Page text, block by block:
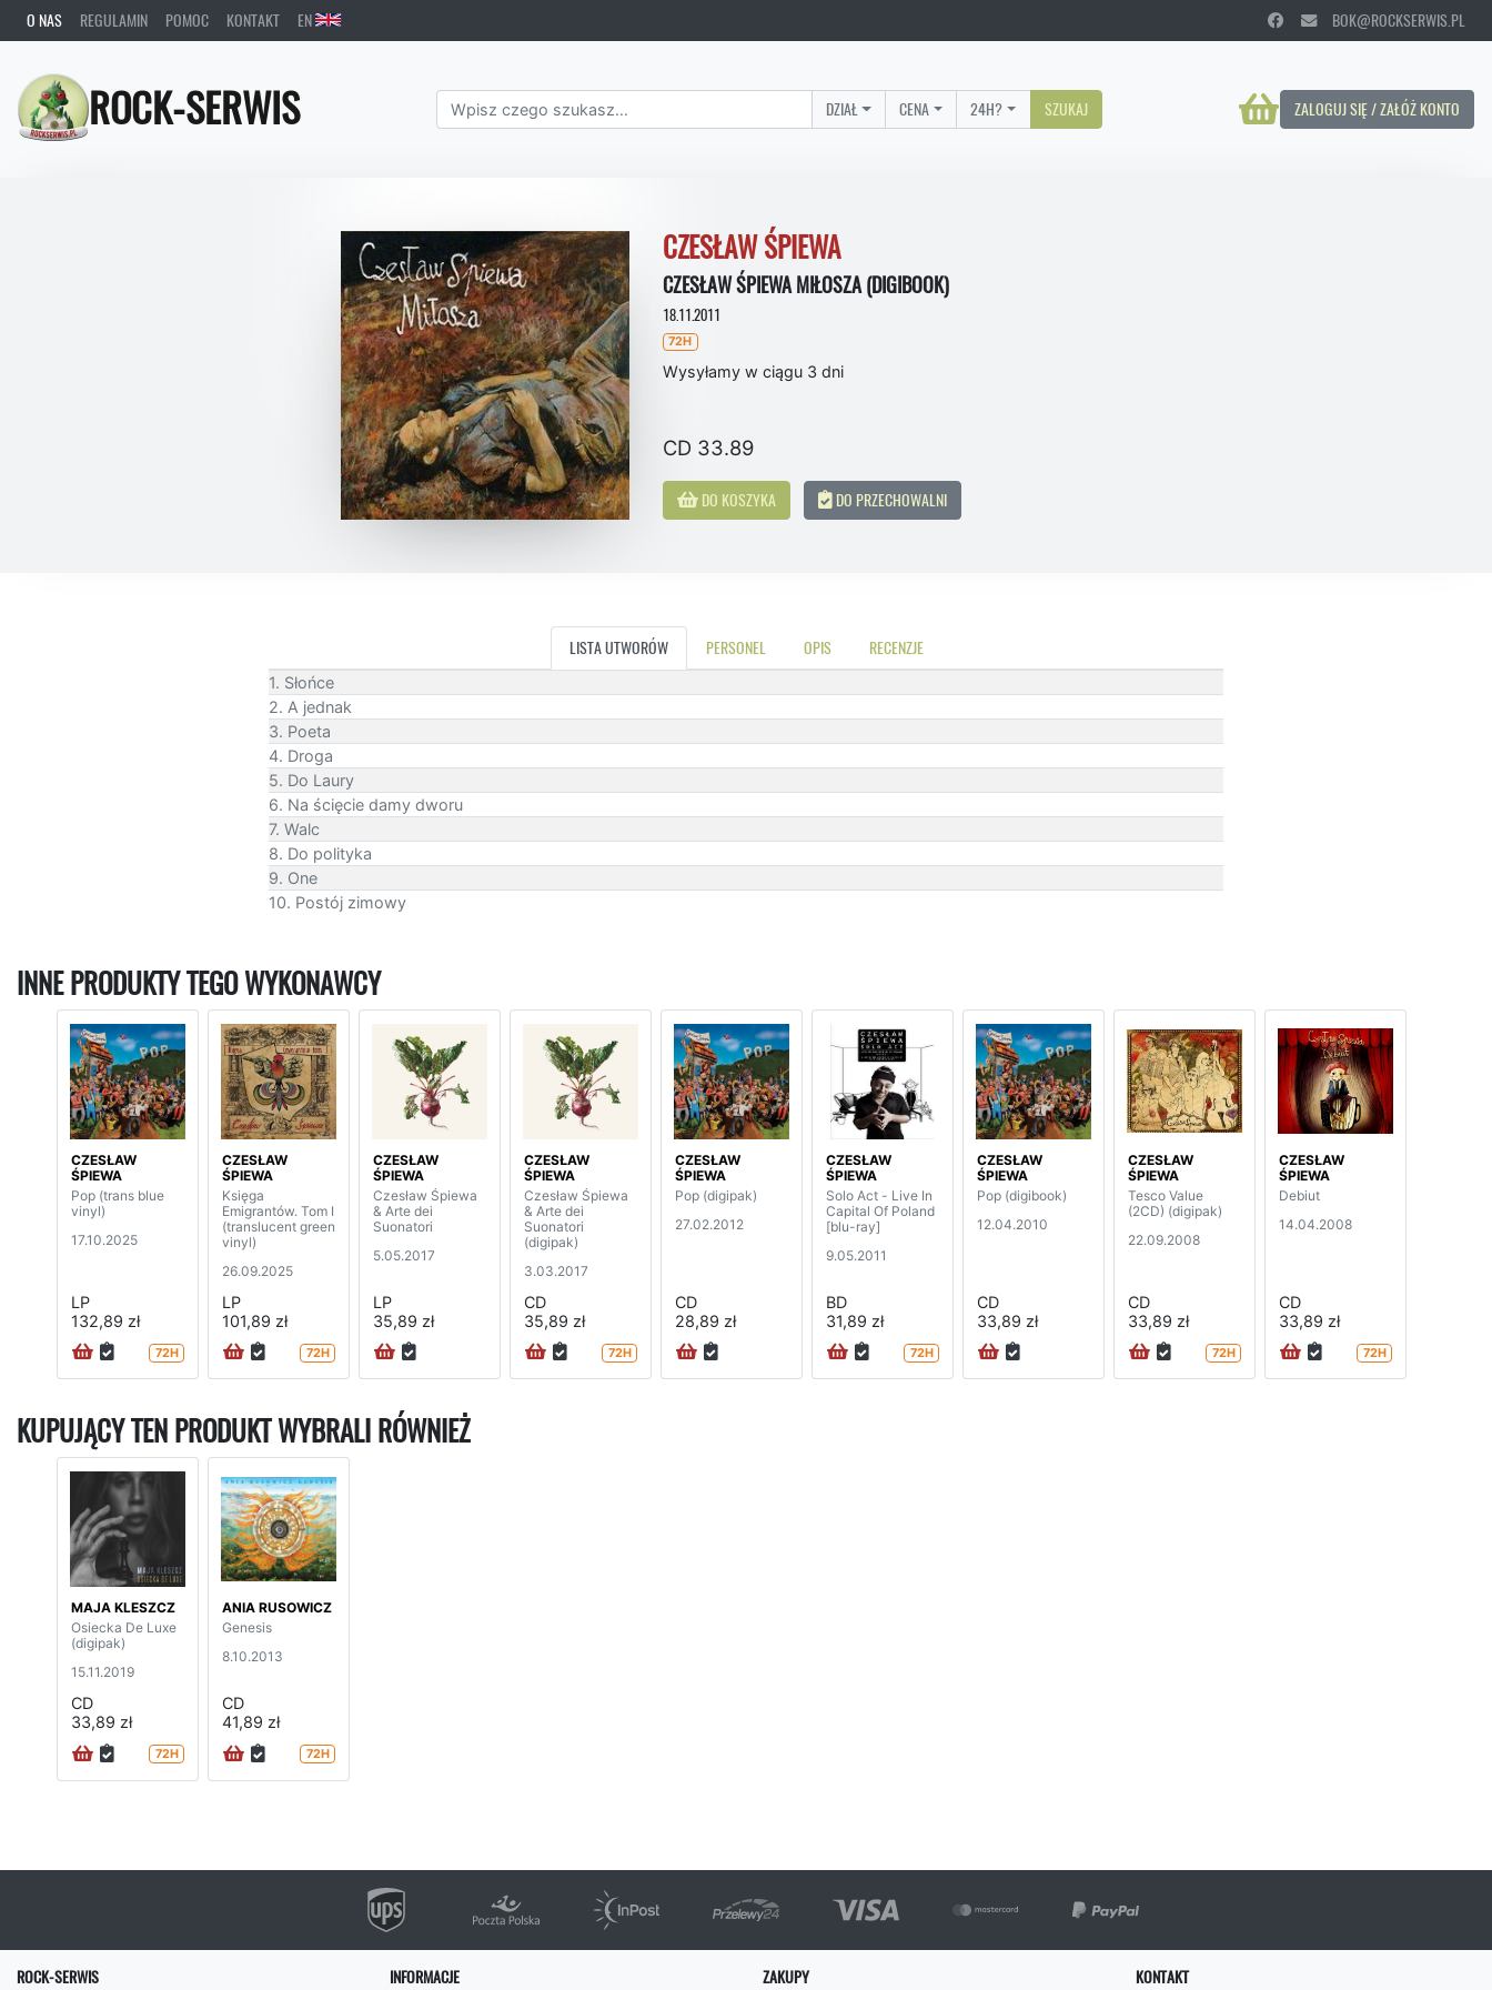
O NAS REGULAMIN POMOC KONTAKT EN BOK@ROCKSERWIS.PL
ROCK-SERWIS ZALOGUJ SIĘ / ZAŁÓŻ KONTO
DZIAŁ CENA 24H? SZUKAJ
CZESŁAW ŚPIEWA
CZESŁAW ŚPIEWA MIŁOSZA (DIGIBOOK)
18.11.2011
72H
Wysyłamy w ciągu 3 dni
CD 33.89
DO KOSZYKA DO PRZECHOWALNI
LISTA UTWORÓW PERSONEL OPIS RECENZJE
1. Słońce
2. A jednak
3. Poeta
4. Droga
5. Do Laury
6. Na ścięcie damy dworu
7. Walc
8. Do polityka
9. One
10. Postój zimowy
INNE PRODUKTY TEGO WYKONAWCY
CZESŁAW
ŚPIEWA
Pop (trans blue
vinyl)
17.10.2025
LP
132,89 zł
72H
CZESŁAW
ŚPIEWA
Księga
Emigrantów. Tom I
(translucent green
vinyl)
26.09.2025
LP
101,89 zł
72H
CZESŁAW
ŚPIEWA
Czesław Śpiewa
& Arte dei
Suonatori
5.05.2017
LP
35,89 zł
CZESŁAW
ŚPIEWA
Czesław Śpiewa
& Arte dei
Suonatori
(digipak)
3.03.2017
CD
35,89 zł
72H
CZESŁAW
ŚPIEWA
Pop (digipak)
27.02.2012
CD
28,89 zł
CZESŁAW
ŚPIEWA
Solo Act - Live In
Capital Of Poland
[blu-ray]
9.05.2011
BD
31,89 zł
72H
CZESŁAW
ŚPIEWA
Pop (digibook)
12.04.2010
CD
33,89 zł
CZESŁAW
ŚPIEWA
Tesco Value
(2CD) (digipak)
22.09.2008
CD
33,89 zł
72H
CZESŁAW
ŚPIEWA
Debiut
14.04.2008
CD
33,89 zł
72H
KUPUJĄCY TEN PRODUKT WYBRALI RÓWNIEŻ
MAJA KLESZCZ
Osiecka De Luxe
(digipak)
15.11.2019
CD
33,89 zł
72H
ANIA RUSOWICZ
Genesis
8.10.2013
CD
41,89 zł
72H
ROCK-SERWIS INFORMACJE ZAKUPY KONTAKT